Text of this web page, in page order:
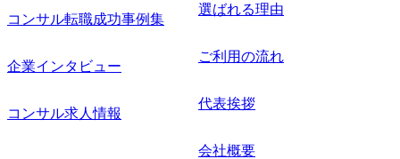
コンサル転職成功事例集
企業インタビュー
コンサル求人情報
選ばれる理由
ご利用の流れ
代表挨拶
会社概要